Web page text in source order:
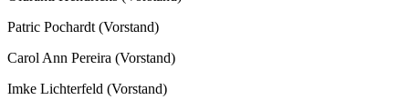
Patric Pochardt (Vorstand)
Carol Ann Pereira (Vorstand)
Imke Lichterfeld (Vorstand)